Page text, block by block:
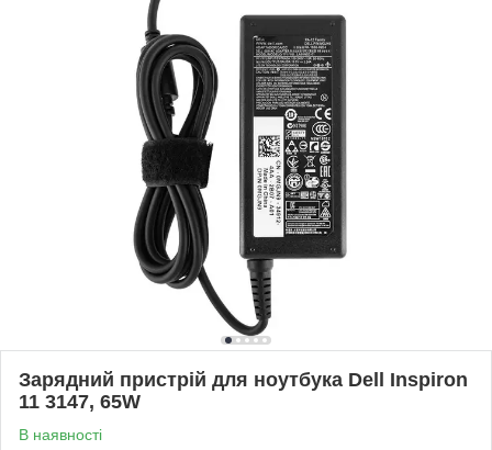
Зарядний пристрій для ноутбука Dell Inspiron
11 3147, 65W
В наявності